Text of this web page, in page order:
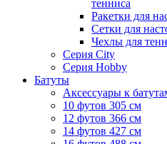
тенниса
Ракетки для
Сетки для
Чехлы для
Серия City
Серия Hobby
Батуты
Аксессуары к
10 футов 305 см
12 футов 366 см
14 футов 427 см